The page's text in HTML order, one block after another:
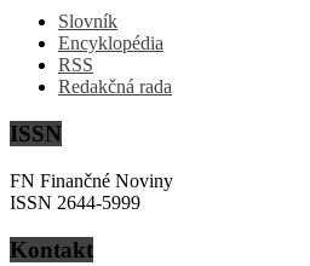
Slovník
Encyklopédia
RSS
Redakčná rada
ISSN
FN Finančné Noviny
ISSN 2644-5999
Kontakt